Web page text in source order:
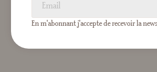
En m'abonnant j'accepte de recevoir la